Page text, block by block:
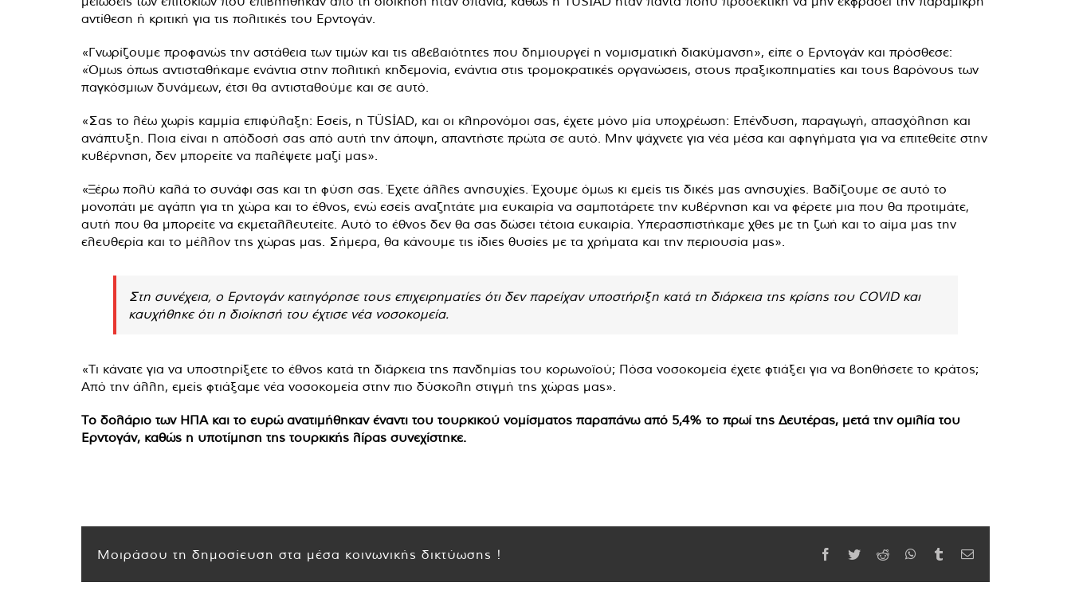
αντίθεση ή κριτική για τις πολιτικές του Ερντογάν.
«Γνωρίζουμε προφανώς την αστάθεια των τιμών και τις αβεβαιότητες που δημιουργεί η νομισματική διακύμανση», είπε ο Ερντογάν και πρόσθεσε:
«Όμως όπως αντισταθήκαμε ενάντια στην πολιτική κηδεμονία, ενάντια στις τρομοκρατικές οργανώσεις, στους πραξικοπηματίες και τους βαρόνους των
παγκόσμιων δυνάμεων, έτσι θα αντισταθούμε και σε αυτό.
«Σας το λέω χωρίς καμμία επιφύλαξη: Εσείς, η TÜSİAD, και οι κληρονόμοι σας, έχετε μόνο μία υποχρέωση: Επένδυση, παραγωγή, απασχόληση και
ανάπτυξη. Ποια είναι η απόδοσή σας από αυτή την άποψη, απαντήστε πρώτα σε αυτό. Μην ψάχνετε για νέα μέσα και αφηγήματα για να επιτεθείτε στην
κυβέρνηση, δεν μπορείτε να παλέψετε μαζί μας».
«Ξέρω πολύ καλά το συνάφι σας και τη φύση σας. Έχετε άλλες ανησυχίες. Έχουμε όμως κι εμείς τις δικές μας ανησυχίες. Βαδίζουμε σε αυτό το
μονοπάτι με αγάπη για τη χώρα και το έθνος, ενώ εσείς αναζητάτε μια ευκαιρία να σαμποτάρετε την κυβέρνηση και να φέρετε μια που θα προτιμάτε,
αυτή που θα μπορείτε να εκμεταλλευτείτε. Αυτό το έθνος δεν θα σας δώσει τέτοια ευκαιρία. Υπερασπιστήκαμε χθες με τη ζωή και το αίμα μας την
ελευθερία και το μέλλον της χώρας μας. Σήμερα, θα κάνουμε τις ίδιες θυσίες με τα χρήματα και την περιουσία μας».
Στη συνέχεια, ο Ερντογάν κατηγόρησε τους επιχειρηματίες ότι δεν παρείχαν υποστήριξη κατά τη διάρκεια της κρίσης του COVID και
καυχήθηκε ότι η διοίκησή του έχτισε νέα νοσοκομεία.
«Τι κάνατε για να υποστηρίξετε το έθνος κατά τη διάρκεια της πανδημίας του κορωνοϊού; Πόσα νοσοκομεία έχετε φτιάξει για να βοηθήσετε το κράτος;
Από την άλλη, εμείς φτιάξαμε νέα νοσοκομεία στην πιο δύσκολη στιγμή της χώρας μας».
Το δολάριο των ΗΠΑ και το ευρώ ανατιμήθηκαν έναντι του τουρκικού νομίσματος παραπάνω από 5,4% το πρωί της Δευτέρας, μετά την ομιλία του
Ερντογάν, καθώς η υποτίμηση της τουρκικής λίρας συνεχίστηκε.
Μοιράσου τη δημοσίευση στα μέσα κοινωνικής δικτύωσης ! Facebook
TwitterReddit WhatsApp
TumblrEmail